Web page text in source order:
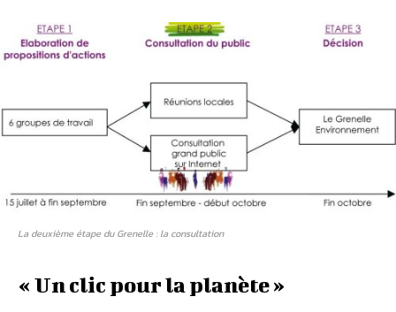
La deuxième étape du Grenelle : la consultation
« Un clic pour la planète »